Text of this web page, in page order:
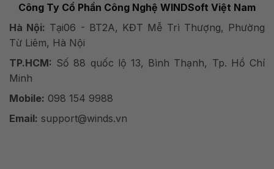
Công Ty Cổ Phần Công Nghệ WINDSoft Việt Nam
Hà Nội: Tại06 - BT2A, KĐT Mễ Trì Thượng, Phường
Từ Liêm, Hà Nội
TP.HCM: Số 88 quốc lộ 13, Bình Thạnh, Tp. Hồ Chí
Minh
Mobile: 098 154 9988
Email: support@winds.vn